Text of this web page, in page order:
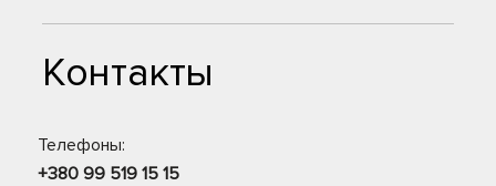
Контакты
Телефоны:
+380 99 519 15 15